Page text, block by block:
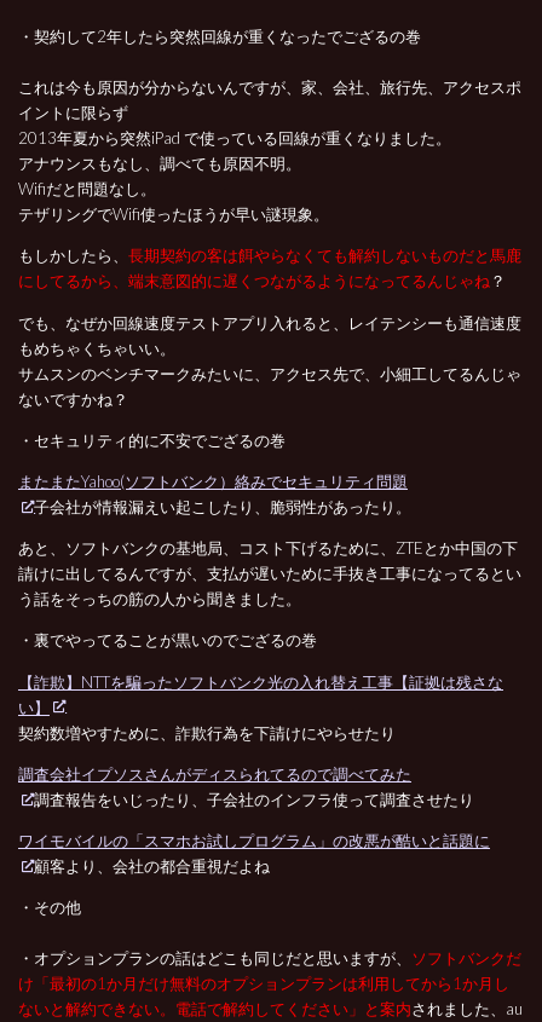
・契約して2年したら突然回線が重くなったでござるの巻
これは今も原因が分からないんですが、家、会社、旅行先、アクセスポ
イントに限らず
2013年夏から突然iPad で使っている回線が重くなりました。
アナウンスもなし、調べても原因不明。
Wifiだと問題なし。
テザリングでWifi使ったほうが早い謎現象。
もしかしたら、 長期契約の客は餌やらなくても解約しないものだと馬鹿
にしてるから、端末意図的に遅くつながるようになってるんじゃね？
でも、なぜか回線速度テストアプリ入れると、レイテンシーも通信速度
もめちゃくちゃいい。
サムスンのベンチマークみたいに、アクセス先で、小細工してるんじゃ
ないですかね？
・セキュリティ的に不安でござるの巻
またまたYahoo(ソフトバンク）絡みでセキュリティ問題
子会社が情報漏えい起こしたり、脆弱性があったり。
あと、ソフトバンクの基地局、コスト下げるために、ZTEとか中国の下
請けに出してるんですが、支払が遅いために手抜き工事になってるとい
う話をそっちの筋の人から聞きました。
・裏でやってることが黒いのでござるの巻
【詐欺】NTTを騙ったソフトバンク光の入れ替え工事【証拠は残さな
い】
契約数増やすために、詐欺行為を下請けにやらせたり
調査会社イプソスさんがディスられてるので調べてみた
調査報告をいじったり、子会社のインフラ使って調査させたり
ワイモバイルの「スマホお試しプログラム」の改悪が酷いと話題に
顧客より、会社の都合重視だよね
・その他
・オプションプランの話はどこも同じだと思いますが、
ソフトバンクだ
け「最初の1か月だけ無料のオプションプランは利用してから1か月し
ないと解約できない。電話で解約してください」と案内されました、au